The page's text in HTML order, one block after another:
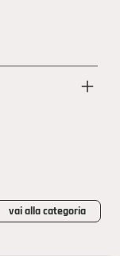
vai alla categoria